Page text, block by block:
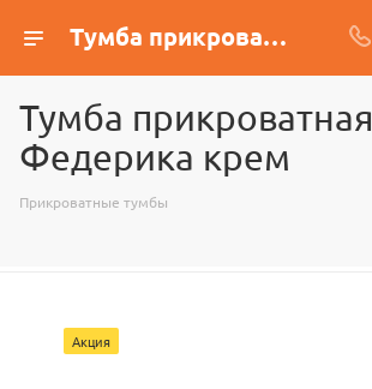
Тумба прикроватная Федерика крем
Тумба прикроватная
Федерика крем
Прикроватные тумбы
Акция